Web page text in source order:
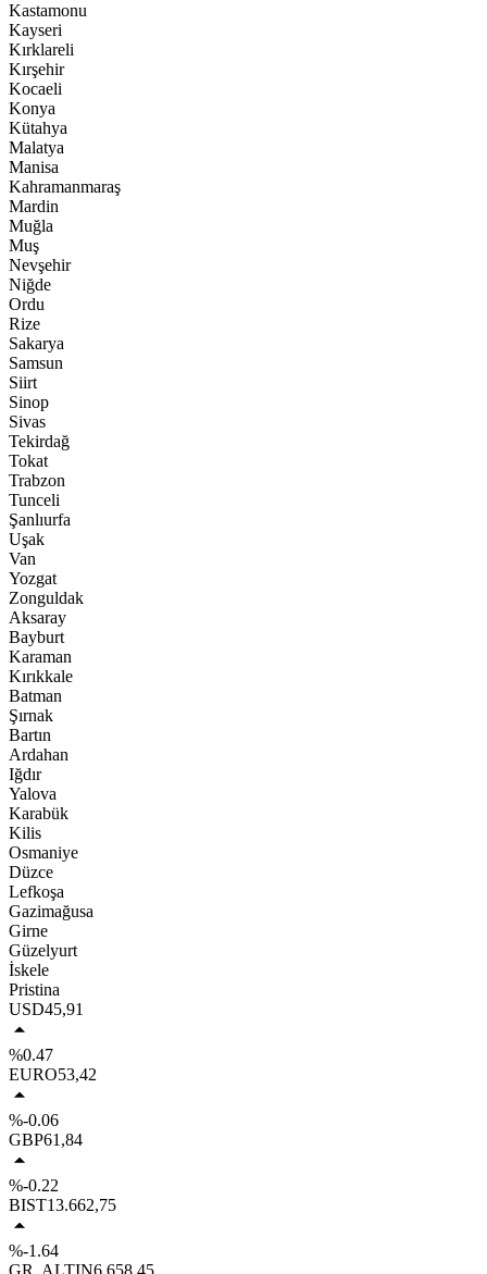
Kastamonu
Kayseri
Kırklareli
Kırşehir
Kocaeli
Konya
Kütahya
Malatya
Manisa
Kahramanmaraş
Mardin
Muğla
Muş
Nevşehir
Niğde
Ordu
Rize
Sakarya
Samsun
Siirt
Sinop
Sivas
Tekirdağ
Tokat
Trabzon
Tunceli
Şanlıurfa
Uşak
Van
Yozgat
Zonguldak
Aksaray
Bayburt
Karaman
Kırıkkale
Batman
Şırnak
Bartın
Ardahan
Iğdır
Yalova
Karabük
Kilis
Osmaniye
Düzce
Lefkoşa
Gazimağusa
Girne
Güzelyurt
İskele
Pristina
USD45,91
%0.47
EURO53,42
%-0.06
GBP61,84
%-0.22
BIST13.662,75
%-1.64
GR. ALTIN6.658,45